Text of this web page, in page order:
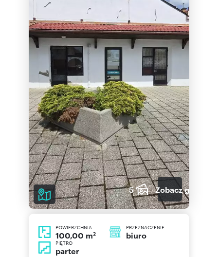
5 Zobacz galerię
POWIERZCHNIA
100,00 m2
PRZEZNACZENIE
biuro
PIĘTRO
parter